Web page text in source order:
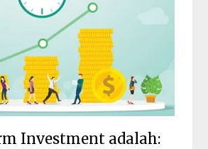
Investment adalah: